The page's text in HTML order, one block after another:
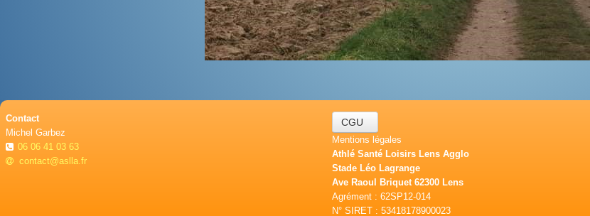
Contact
Michel Garbez
06 06 41 03 63
contact@aslla.fr
CGU
Mentions légales
Athlé Santé Loisirs Lens Agglo
Stade Léo Lagrange
Ave Raoul Briquet 62300 Lens
Agrément : 62SP12-014
N° SIRET : 53418178900023